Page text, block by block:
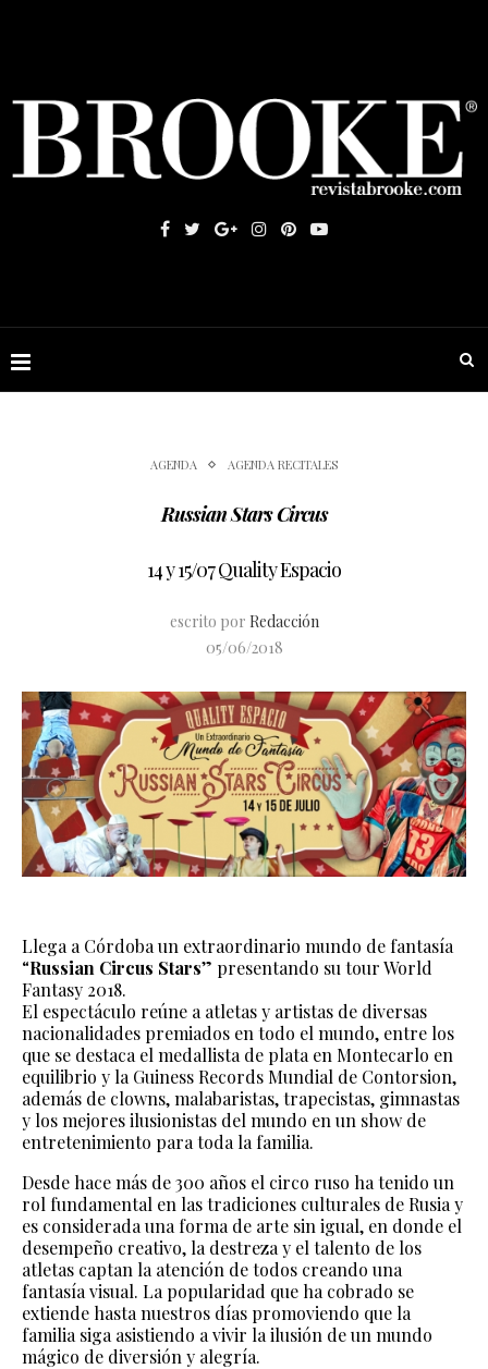
AGENDA AGENDA RECITALES
Russian Stars Circus
14 y 15/07 Quality Espacio
escrito por Redacción
05/06/2018
Llega a Córdoba un extraordinario mundo de fantasía
“Russian Circus Stars” presentando su tour World
Fantasy 2018.
El espectáculo reúne a atletas y artistas de diversas
nacionalidades premiados en todo el mundo, entre los
que se destaca el medallista de plata en Montecarlo en
equilibrio y la Guiness Records Mundial de Contorsion,
además de clowns, malabaristas, trapecistas, gimnastas
y los mejores ilusionistas del mundo en un show de
entretenimiento para toda la familia.
Desde hace más de 300 años el circo ruso ha tenido un
rol fundamental en las tradiciones culturales de Rusia y
es considerada una forma de arte sin igual, en donde el
desempeño creativo, la destreza y el talento de los
atletas captan la atención de todos creando una
fantasía visual. La popularidad que ha cobrado se
extiende hasta nuestros días promoviendo que la
familia siga asistiendo a vivir la ilusión de un mundo
mágico de diversión y alegría.